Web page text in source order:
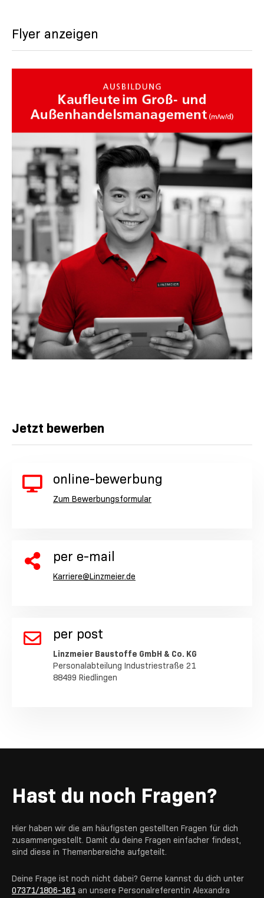
Flyer anzeigen
Jetzt bewerben
online-bewerbung
Zum Bewerbungsformular
per e-mail
Karriere@Linzmeier.de
per post
Linzmeier Baustoffe GmbH & Co. KG
Personalabteilung Industriestraße 21
88499 Riedlingen
Hast du noch Fragen?
Hier haben wir die am häufigsten gestellten Fragen für dich
zusammengestellt. Damit du deine Fragen einfacher findest,
sind diese in Themenbereiche aufgeteilt.
Deine Frage ist noch nicht dabei? Gerne kannst du dich unter
07371/1806-161 an unsere Personalreferentin Alexandra